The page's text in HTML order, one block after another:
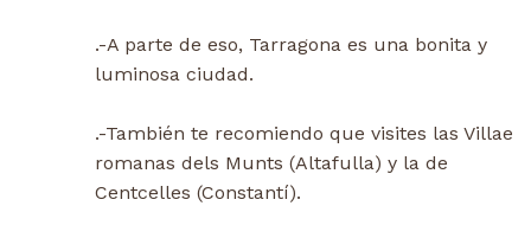
.-A parte de eso, Tarragona es una bonita y
luminosa ciudad.
.-También te recomiendo que visites las Villae
romanas dels Munts (Altafulla) y la de
Centcelles (Constantí).